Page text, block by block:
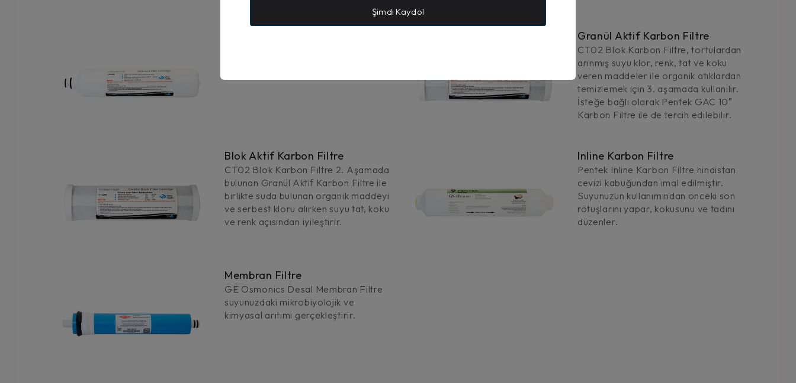
Granül Aktif Karbon Filtre
CT02 Blok Karbon Filtre, tortulardan
arınmış suyu klor, renk, tat ve koku
veren maddeler ile organik atıklardan
temizlemek için 3. aşamada kullanılır.
İsteğe bağlı olarak Pentek GAC 10″
Karbon Filtre ile de tercih edilebilir.
Blok Aktif Karbon Filtre
CT02 Blok Karbon Filtre 2. Aşamada
bulunan Granül Aktif Karbon Filtre ile
birlikte suda bulunan organik maddeyi
ve serbest kloru alırken suyu tat, koku
ve renk açısından iyileştirir.
Inline Karbon Filtre
Pentek Inline Karbon Filtre hindistan
cevizi kabuğundan imal edilmiştir.
Suyunuzun kullanımından önceki son
rötuşlarını yapar, kokusunu ve tadını
düzenler.
Membran Filtre
GE Osmonics Desal Membran Filtre
suyunuzdaki mikrobiyolojik ve
kimyasal arıtımı gerçekleştirir.
Şimdi Kaydol